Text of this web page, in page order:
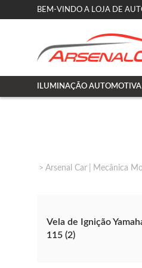
BEM-VINDO A LOJA DE
ILUMINAÇÃO AUTOMOTIVA
Arsenal Car Mecânica
Vela de Ignição
115 (2)